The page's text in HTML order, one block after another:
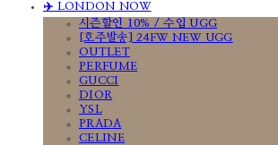
✈️ LONDON NOW
시즌할인 10% / 수입 UGG
[호주발송] 24FW NEW UGG
OUTLET
PERFUME
GUCCI
DIOR
YSL
PRADA
CELINE